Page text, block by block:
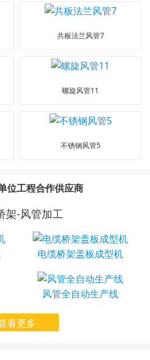
共板法兰风管7
螺旋风管11
不锈钢风管5
位工程合作供应商
架-风管加工
电缆桥架盖板成型机
风管全自动生产线
看更多